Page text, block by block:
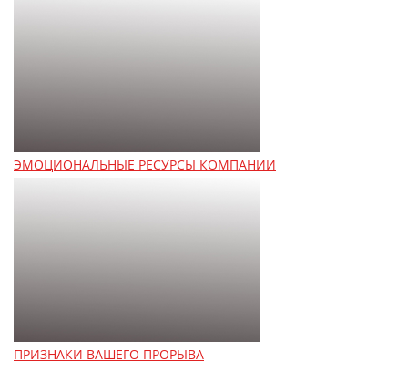
ЭМОЦИОНАЛЬНЫЕ РЕСУРСЫ КОМПАНИИ
ПРИЗНАКИ ВАШЕГО ПРОРЫВА